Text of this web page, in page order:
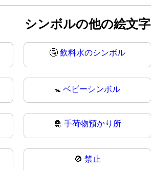
シンボルの他の絵文字
🚰 飲料水のシンボル
🚼 ベビーシンボル
🛅 手荷物預かり所
🚫 禁止